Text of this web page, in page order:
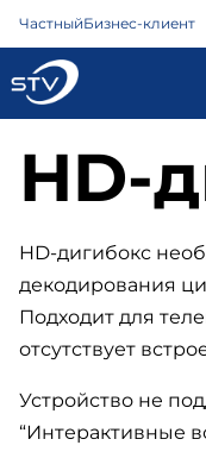
ЧастныйБизнес-клиент
kontakt@stv.ee
Интернет
ТВ
Телефон
Охрана
Помощь
Магазин
HD-
HD-дигибокс
декодирования
Подходит для
отсутствует
Устройство не
“Интерактивные